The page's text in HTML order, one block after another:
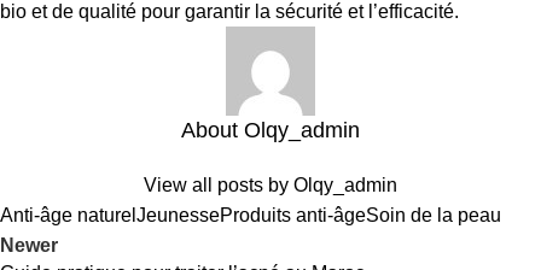
bio et de qualité pour garantir la sécurité et l’efficacité.
About Olqy_admin
View all posts by Olqy_admin
Anti-âge naturel JeunesseProduits anti-âgeSoin de la peau
Newer